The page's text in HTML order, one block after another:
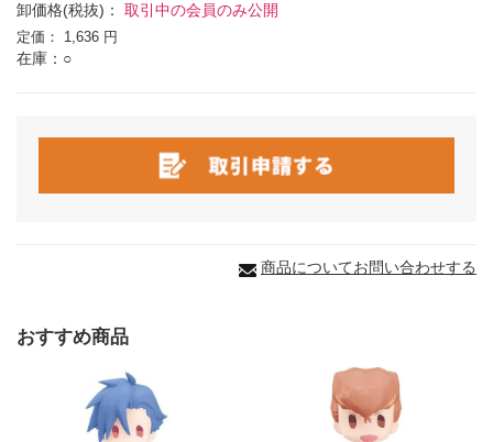
卸価格(税抜)： 取引中の会員のみ公開
定価： 1,636 円
在庫：○
商品についてお問い合わせする
おすすめ商品